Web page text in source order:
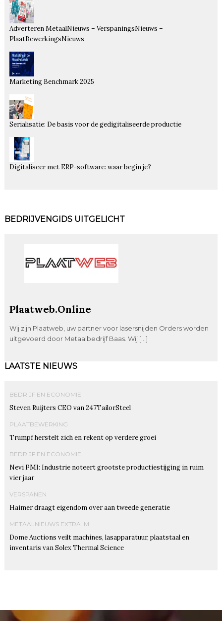
Adverteren MetaalNieuws – VerspaningsNieuws –
PlaatBewerkingsNieuws
Marketing Benchmark 2025
Serialisatie: De basis voor de gedigitaliseerde productie
Digitaliseer met ERP-software: waar begin je?
BEDRIJVENGIDS UITGELICHT
Plaatweb.Online
Wij zijn Plaatweb, uw partner voor lasersnijden Orders worden
uitgevoerd door Metaalbedrijf Baas. Wij […]
LAATSTE NIEUWS
BEDRIJF EN ECONOMIE
Steven Ruijters CEO van 247TailorSteel
PLAATBEWERKING
Trumpf herstelt zich en rekent op verdere groei
BEDRIJF EN ECONOMIE
Nevi PMI: Industrie noteert grootste productiestijging in ruim
vier jaar
VERSPANEN
Haimer draagt eigendom over aan tweede generatie
METAALNIEUWS EXTRA IM
Dome Auctions veilt machines, lasapparatuur, plaatstaal en
inventaris van Solex Thermal Science